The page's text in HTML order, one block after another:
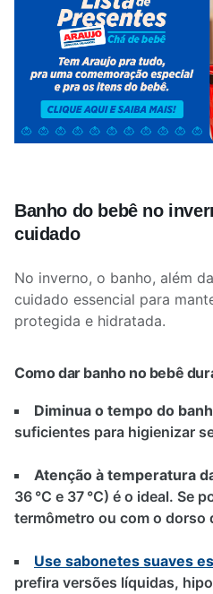
Banho do bebê no
cuidado
No inverno, o banho, além
cuidado essencial para
protegida e hidratada.
Como dar banho no bebê
Diminua o tempo do
suficientes para higienizar
Atenção à temperatura
36 °C e 37 °C) é o ideal. Se
termômetro ou com o dorso
Use sabonetes suaves
prefira versões líquidas,